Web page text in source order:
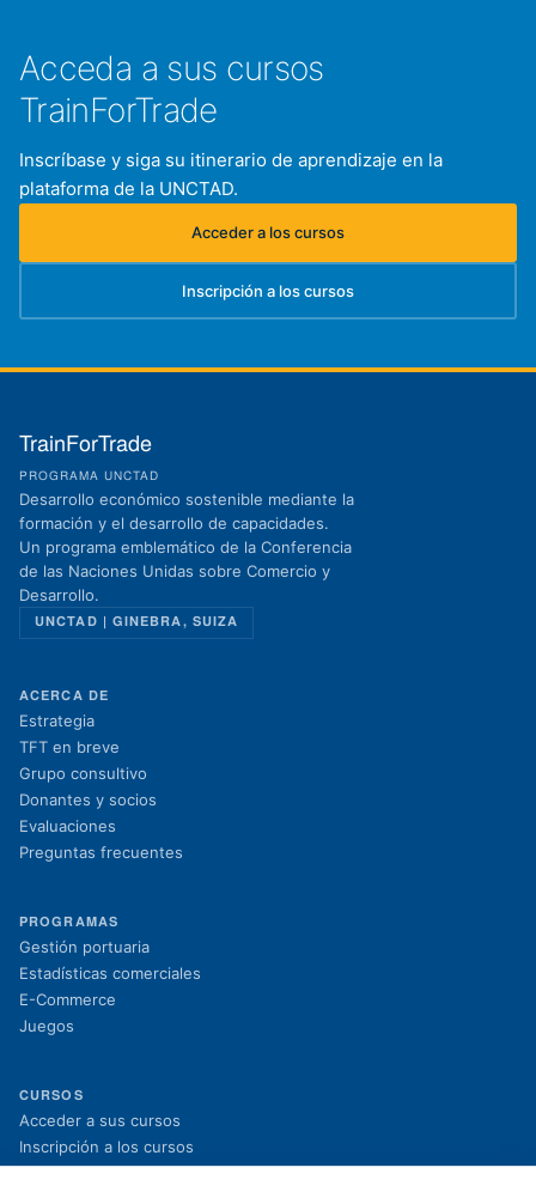
Acceda a sus cursos
TrainForTrade
Inscríbase y siga su itinerario de aprendizaje en la
plataforma de la UNCTAD.
Acceder a los cursos
(se abre en una nueva pestaña)
Inscripción a los cursos
(se abre en una nueva pestaña)
TrainForTrade
PROGRAMA UNCTAD
Desarrollo económico sostenible mediante la
formación y el desarrollo de capacidades.
Un programa emblemático de la Conferencia
de las Naciones Unidas sobre Comercio y
Desarrollo.
UNCTAD | GINEBRA, SUIZA
ACERCA DE
Estrategia
TFT en breve
Grupo consultivo
Donantes y socios
Evaluaciones
Preguntas frecuentes
PROGRAMAS
Gestión portuaria
Estadísticas comerciales
E-Commerce
Juegos
CURSOS
Acceder a sus cursos
Inscripción a los cursos
Proyectos en curso